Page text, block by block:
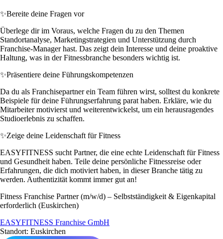
✨Bereite deine Fragen vor
Überlege dir im Voraus, welche Fragen du zu den Themen
Standortanalyse, Marketingstrategien und Unterstützung durch
Franchise-Manager hast. Das zeigt dein Interesse und deine proaktive
Haltung, was in der Fitnessbranche besonders wichtig ist.
✨Präsentiere deine Führungskompetenzen
Da du als Franchisepartner ein Team führen wirst, solltest du konkrete
Beispiele für deine Führungserfahrung parat haben. Erkläre, wie du
Mitarbeiter motivierst und weiterentwickelst, um ein herausragendes
Studioerlebnis zu schaffen.
✨Zeige deine Leidenschaft für Fitness
EASYFITNESS sucht Partner, die eine echte Leidenschaft für Fitness
und Gesundheit haben. Teile deine persönliche Fitnessreise oder
Erfahrungen, die dich motiviert haben, in dieser Branche tätig zu
werden. Authentizität kommt immer gut an!
Fitness Franchise Partner (m/w/d) – Selbstständigkeit & Eigenkapital
erforderlich (Euskirchen)
EASYFITNESS Franchise GmbH
Standort: Euskirchen